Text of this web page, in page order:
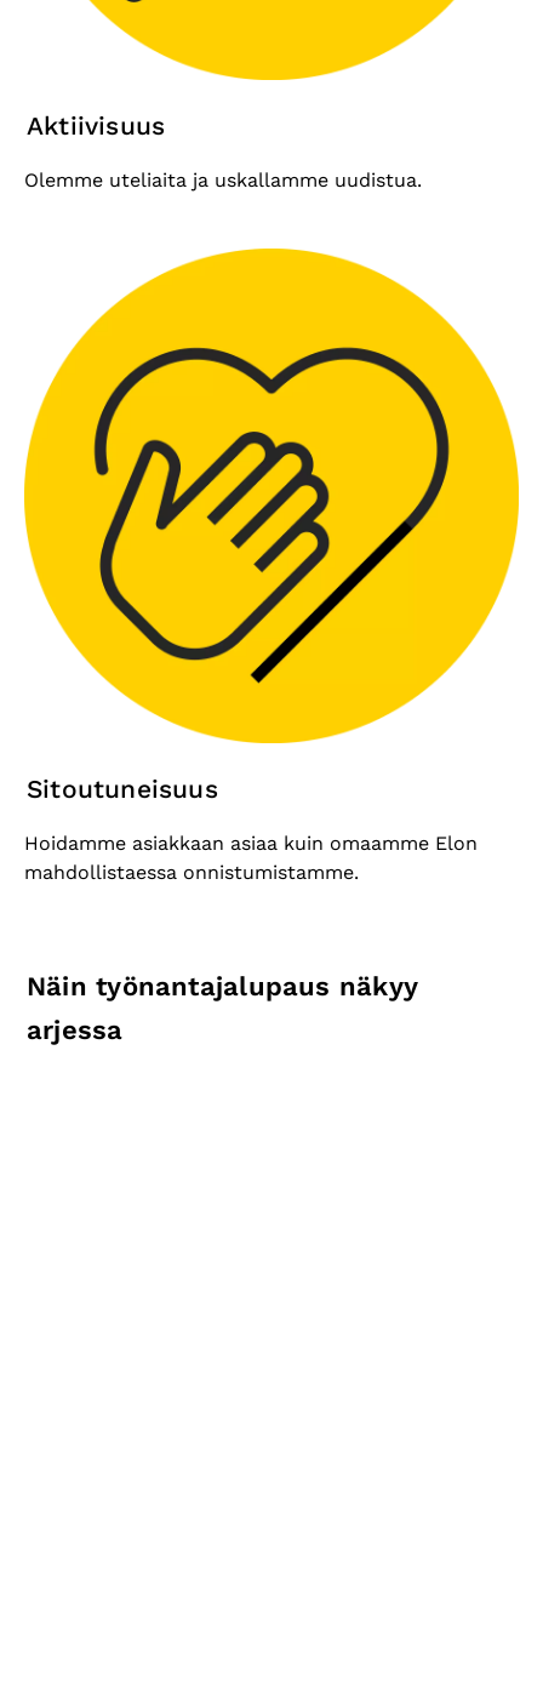
Aktiivisuus
Olemme uteliaita ja uskallamme uudistua.
Sitoutuneisuus
Hoidamme asiakkaan asiaa kuin omaamme Elon
mahdollistaessa onnistumistamme.
Näin työnantajalupaus näkyy
arjessa